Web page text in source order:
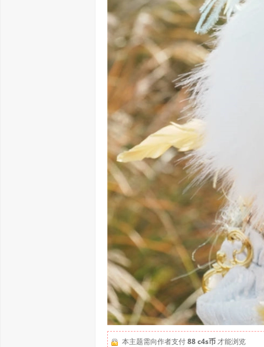
本主题需向作者支付88 c4s币才能浏览